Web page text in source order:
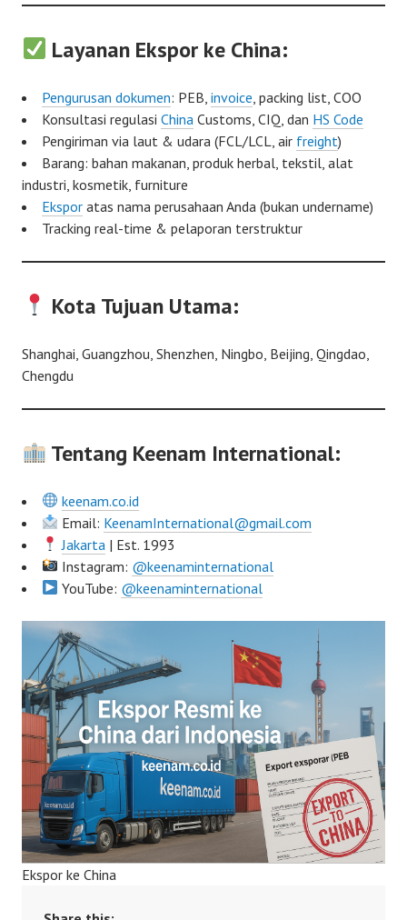
Layanan Ekspor ke China:
Pengurusan dokumen: PEB, invoice , packing list, COO
Konsultasi regulasi China Customs, CIQ, dan HS Code
Pengiriman via laut & udara (FCL/LCL, air freight)
Barang: bahan makanan, produk herbal, tekstil, alat
industri, kosmetik, furniture
Ekspor atas nama perusahaan Anda (bukan undername)
Tracking real-time & pelaporan terstruktur
Kota Tujuan Utama:
Shanghai, Guangzhou, Shenzhen, Ningbo, Beijing, Qingdao,
Chengdu
Tentang Keenam International:
keenam.co.id
Email: KeenamInternational@gmail.com
Jakarta | Est. 1993
Instagram: @keenaminternational
YouTube: @keenaminternational
Ekspor ke China